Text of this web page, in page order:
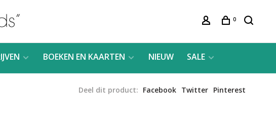
0
BOEKEN EN KAARTEN NIEUW SALE
Deel dit product: Facebook Twitter Pinterest